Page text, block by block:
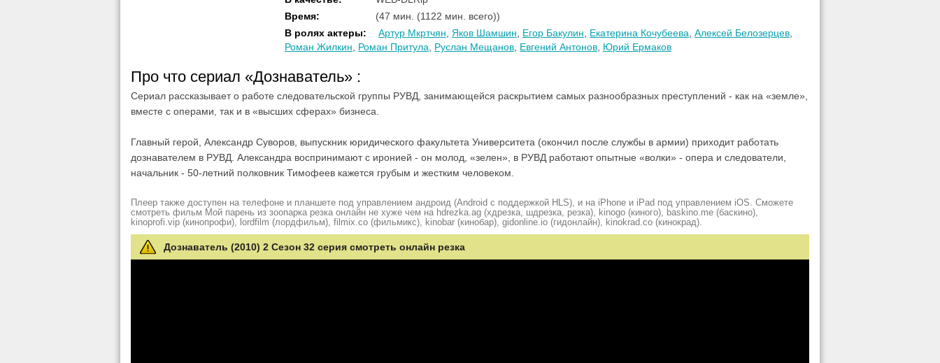
Время:
(47 мин. (1122 мин. всего))
В ролях актеры: Артур Мкртчян Яков Шамшин Егор Бакулин Екатерина Кочубеева Алексей Белозерцев
Роман Жилкин
Роман Притула Руслан Мещанов Евгений Антонов Юрий Ермаков
Про что сериал «Дознаватель» :
Сериал рассказывает о работе следовательской группы РУВД, занимающейся раскрытием самых разнообразных преступлений - как на «земле»,
вместе с операми, так и в «высших сферах» бизнеса.
Главный герой, Александр Суворов, выпускник юридического факультета Университета (окончил после службы в армии) приходит работать
дознавателем в РУВД. Александра воспринимают с иронией - он молод, «зелен», в РУВД работают опытные «волки» - опера и следователи,
начальник - 50-летний полковник Тимофеев кажется грубым и жестким человеком.
Плеер также доступен на телефоне и планшете под управлением андроид (Android с поддержкой HLS), и на iPhone и iPad под управлением iOS. Сможете
смотреть фильм Мой парень из зоопарка резка онлайн не хуже чем на hdrezka.ag (хдрезка, шдрезка, резка), kinogo (киного), baskino.me (баскино),
kinoprofi.vip (кинопрофи), lordfilm (лордфильм), filmix.co (фильмикс), kinobar (кинобар), gidonline.io (гидонлайн), kinokrad.сo (кинокрад).
Дознаватель (2010) 2 Сезон 32 серия смотреть онлайн резка